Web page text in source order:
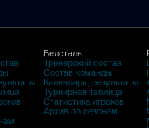
Белсталь
Тренерский состав
Состав команды
Календарь, результаты
Турнирная таблица
Статистика игроков
Архив по сезонам